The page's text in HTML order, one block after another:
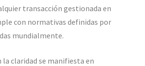
transacción gestionada en
con normativas definidas por
mundialmente.
claridad se manifiesta en